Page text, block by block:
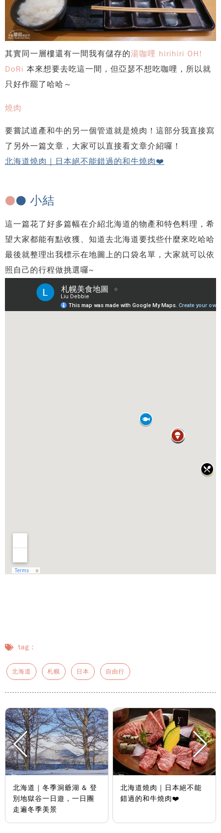
其實同一層樓還有一間我有儲存的湯咖哩 hirihiri OH!
DoRi 本來想要去吃這一間，但亞瑟不想吃咖哩，所以就
只好作罷了哈哈～
燒肉
要嘗試道產和牛的另一個管道就是燒肉！這部分我直接寫
了另外一篇文章，大家可以直接看文章介紹囉！
北海道燒肉｜日本絕不能錯過的和牛燒肉❤️
●● 小結
這一篇花了好多篇幅在介紹北海道的物產和特色料理，希
望大家都能有點收獲、知道去北海道要找些什麼來吃哈哈
最後就整理出我標示在地圖上的口袋名單，大家就可以依
照自己的行程做挑選囉~
tag：
北海道 札幌 日本 自由行
北海道｜冬季洞爺湖 & 登
別地獄谷一日遊，一日團
走遍冬季美景
北海道燒肉｜日本絕不能
錯過的和牛燒肉❤️